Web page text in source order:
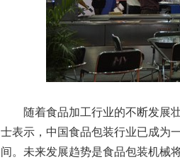
随着食品加工行业的不断发展
士表示，中国食品包装行业已成为
间。未来发展趋势是食品包装机械